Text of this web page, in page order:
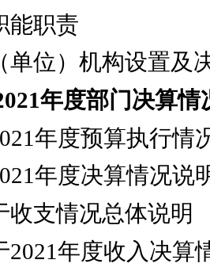
能职责
单位）机构设置及
年度部门决算情
年度预算执行情
年度决算情况说
收支情况总体说明
2021年度收入决算